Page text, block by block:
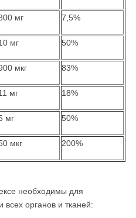
мг 7,5%
мг 50%
мкг 83%
мг 18%
мг 50%
мкг 200%
необходимы для
всех органов и тканей: